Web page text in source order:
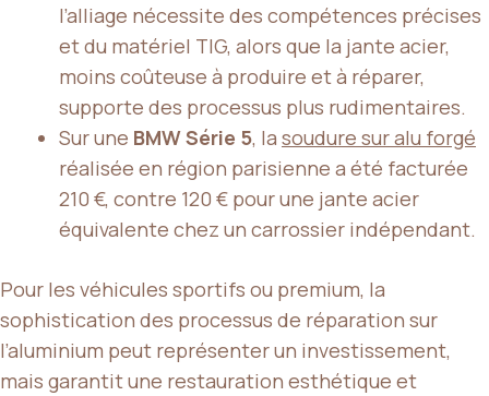
l’alliage nécessite des compétences précises
et du matériel TIG, alors que la jante acier,
moins coûteuse à produire et à réparer,
supporte des processus plus rudimentaires.
Sur une BMW Série 5, la soudure sur alu forgé
réalisée en région parisienne a été facturée
210 €, contre 120 € pour une jante acier
équivalente chez un carrossier indépendant.
Pour les véhicules sportifs ou premium, la
sophistication des processus de réparation sur
l’aluminium peut représenter un investissement,
mais garantit une restauration esthétique et